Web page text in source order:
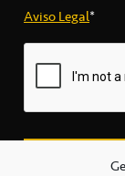
Aviso Legal*